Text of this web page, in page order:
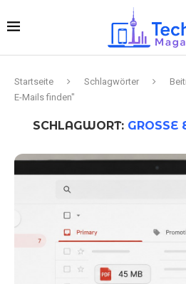
Startseite Schlagwörter
E-Mails finden"
SCHLAGWORT: GROSSE